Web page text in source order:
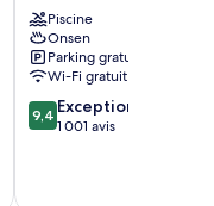
&
RESORTS）
Minamitateishi
Piscine
Onsen
Parking gratuit
Wi-Fi gratuit
9.4
sur
9,4 Exceptionnel
1 001 avis